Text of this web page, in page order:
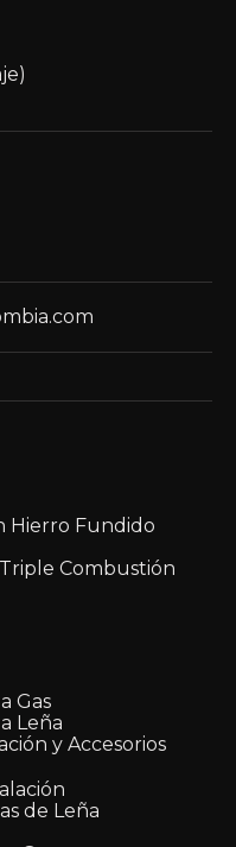
Hierro Fundido
Combustión
Gas
Leña
y Accesorios
de Leña